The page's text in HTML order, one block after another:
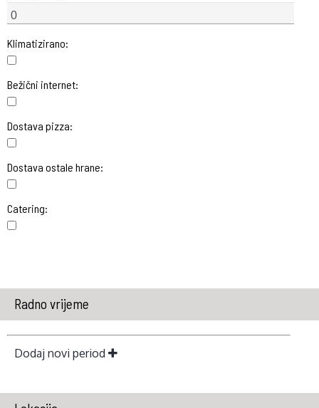
Klimatizirano:
Bežični internet:
Dostava pizza:
Dostava ostale hrane:
Catering:
Radno vrijeme
Dodaj novi period